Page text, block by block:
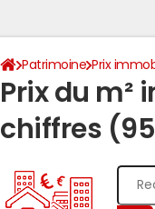
Patrimoine Prix
Prix du m²
chiffres